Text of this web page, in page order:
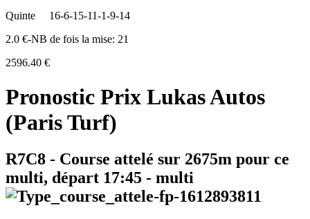
Quinte
16-6-15-11-1-9-14
2.0 €-NB de fois la mise: 21
2596.40 €
Pronostic Prix Lukas Autos
(Paris Turf)
R7C8 - Course attelé sur 2675m pour ce
multi, départ 17:45 - multi